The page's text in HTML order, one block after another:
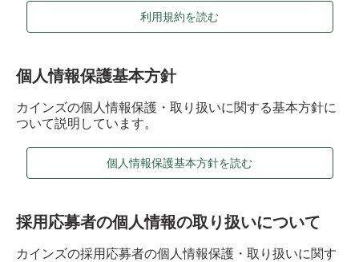
利用規約を読む
個人情報保護基本方針
カインズの個人情報保護・取り扱いに関する基本方針に
ついて説明しています。​
個人情報保護基本方針を読む
採用応募者の個人情報の取り扱いについて
カインズの採用応募者の個人情報保護・取り扱いに関す